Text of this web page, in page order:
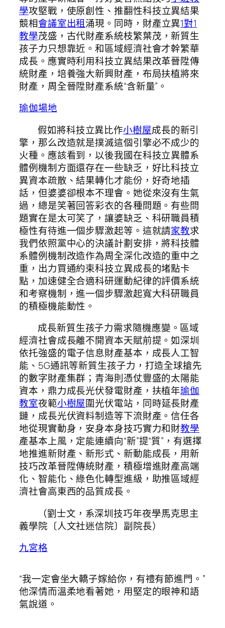
學攻堅戰，使原創性、推翻性科技立異結果
競相會議室出租涌現。同時，財產立異1對1
教學茂盛，古代財產系統枝繁葉茂，新質生
孩子力只想靠近。和區域經濟社會才幹繁華
成長。應實時利用科技立異結果改革晉陞傳
統財產，培養強大新興財產，布局扶植將來
財產，周全晉陞財產系統“含新量”。
瑜伽場地
假如將科技立異比作小樹屋成長的新引
擎，那么改造就是撲滅這個引擎必不成少的
火種。應該看到，以後我國在科技立異體系
體例機制方面還存在一些缺乏，好比科技立
異資本疏散、結果轉化才能份，好奇地插
話，但婆婆卻根本不理會。她從來沒有生氣
過，總是笑著回答彩衣的各種問題。有些問
題實在是太可笑了，讓婆缺乏、科研職員積
極性有待進一個步驟激起等。這就請家教求
我們依照黨中心的決議計劃安排，將科技體
系體例機制改造作為周全深化改造的重中之
重，出力買通約束科技立異成長的堵點卡
點，加速健全合適科研運動紀律的評價系統
和考察機制，進一個步驟激起寬大科研職員
的積極機能動性。
成長新質生孩子力需求隨機應變。區域
經濟社會成長離不開資本天賦前提。如深圳
依托強盛的電子信息財產基本，成長人工智
能、5G通訊等新質生孩子力，打造全球搶先
的數字財產集群；青海則憑仗豐盛的太陽能
資本，鼎力成長光伏發電財產，扶植年瑜伽
教室夜範小樹屋圍光伏電站，同時延長財產
鏈，成長光伏資料制造等下流財產。信任各
地從現實動身，安身本身技巧實力和財教學
產基本上風，定能連續向“新”提“質”，有選擇
地推進新財產、新形式、新動能成長，用新
技巧改革晉陞傳統財產，積極增進財產高端
化、智能化、綠色化轉型進級，助推區域經
濟社會高東西的品質成長。
（劉士文，系深圳技巧年夜學馬克思主
義學院〔人文社迷信院〕副院長）
九宮格
“我一定會坐大轎子嫁給你，有禮有節進門。”
他深情而溫柔地看著她，用堅定的眼神和語
氣說道。